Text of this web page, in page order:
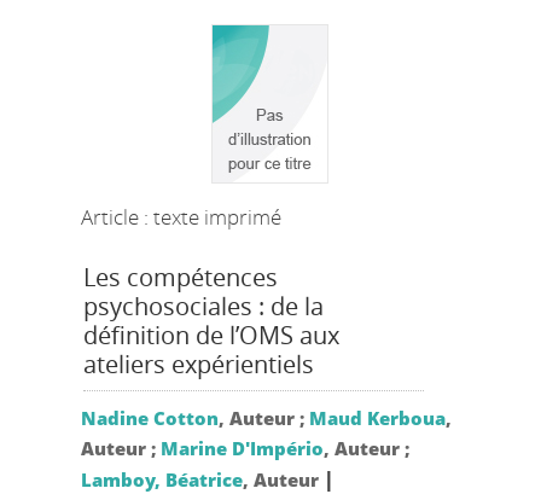
Article : texte imprimé
Les compétences
psychosociales : de la
définition de l’OMS aux
ateliers expérientiels
Nadine Cotton, Auteur ; Maud Kerboua,
Auteur ; Marine D'Império, Auteur ;
Lamboy, Béatrice, Auteur |